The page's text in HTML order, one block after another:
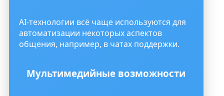
AI-технологии всё чаще используются для
автоматизации некоторых аспектов
общения, например, в чатах поддержки.
Мультимедийные возможности